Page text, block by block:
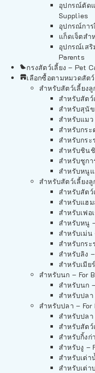
อุปกรณ์ตัด
Supplies
อุปกรณ์การ
แก็ดเจ็ตสำ
อุปกรณ์เส
Parents
กรงสัตว์เลี้ยง – Pet
เลือกซื้อตามหมวดสัต
สำหรับสัตว์เลี้ยง
สำหรับสัตว์
สำหรับสุนั
สำหรับแมว
สำหรับกระ
สำหรับกระ
สำหรับชิน
สำหรับชูกา
สำหรับหนู
สำหรับสัตว์เลี้ยง
สำหรับสัตว์
สำหรับแฮม
สำหรับเฟอ
สำหรับหนู
สำหรับเม่น
สำหรับกระ
สำหรับลิง
สำหรับเมีย
สำหรับนก – For
สำหรับนก
สำหรับปลา
สำหรับปลา – For
สำหรับปลา
สำหรับสัตว์
สำหรับกิ้งก่
สำหรับงู –
สำหรับเต่า
สำหรับเต่า